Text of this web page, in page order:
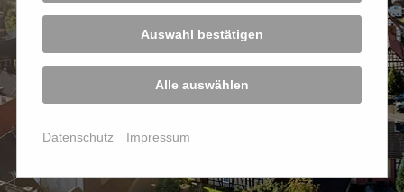
Auswahl bestätigen
Alle auswählen
Datenschutz Impressum